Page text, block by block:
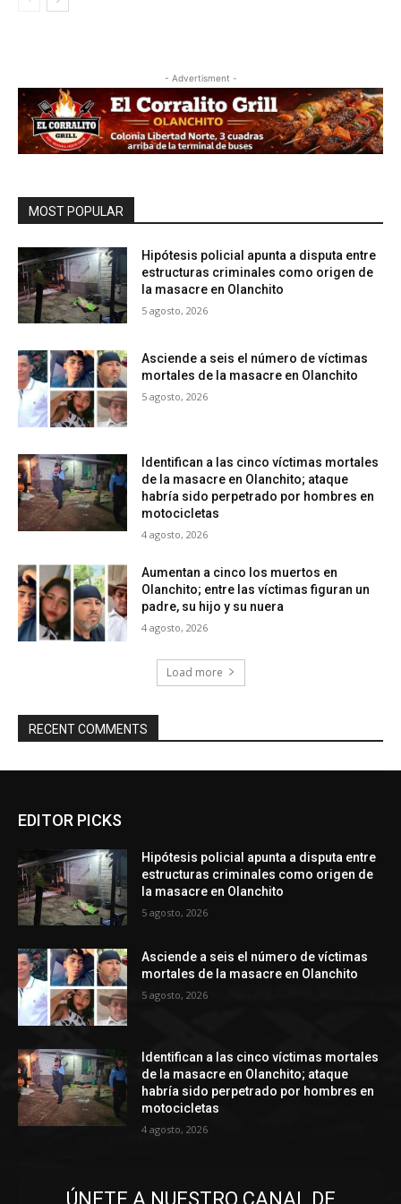
- Advertisment -
MOST POPULAR
Hipótesis policial apunta a disputa entre
estructuras criminales como origen de
la masacre en Olanchito
5 agosto, 2026
Asciende a seis el número de víctimas
mortales de la masacre en Olanchito
5 agosto, 2026
Identifican a las cinco víctimas mortales
de la masacre en Olanchito; ataque
habría sido perpetrado por hombres en
motocicletas
4 agosto, 2026
Aumentan a cinco los muertos en
Olanchito; entre las víctimas figuran un
padre, su hijo y su nuera
4 agosto, 2026
Load more
RECENT COMMENTS
EDITOR PICKS
Hipótesis policial apunta a disputa entre
estructuras criminales como origen de
la masacre en Olanchito
5 agosto, 2026
Asciende a seis el número de víctimas
mortales de la masacre en Olanchito
5 agosto, 2026
Identifican a las cinco víctimas mortales
de la masacre en Olanchito; ataque
habría sido perpetrado por hombres en
motocicletas
4 agosto, 2026
ÚNETE A NUESTRO CANAL DE